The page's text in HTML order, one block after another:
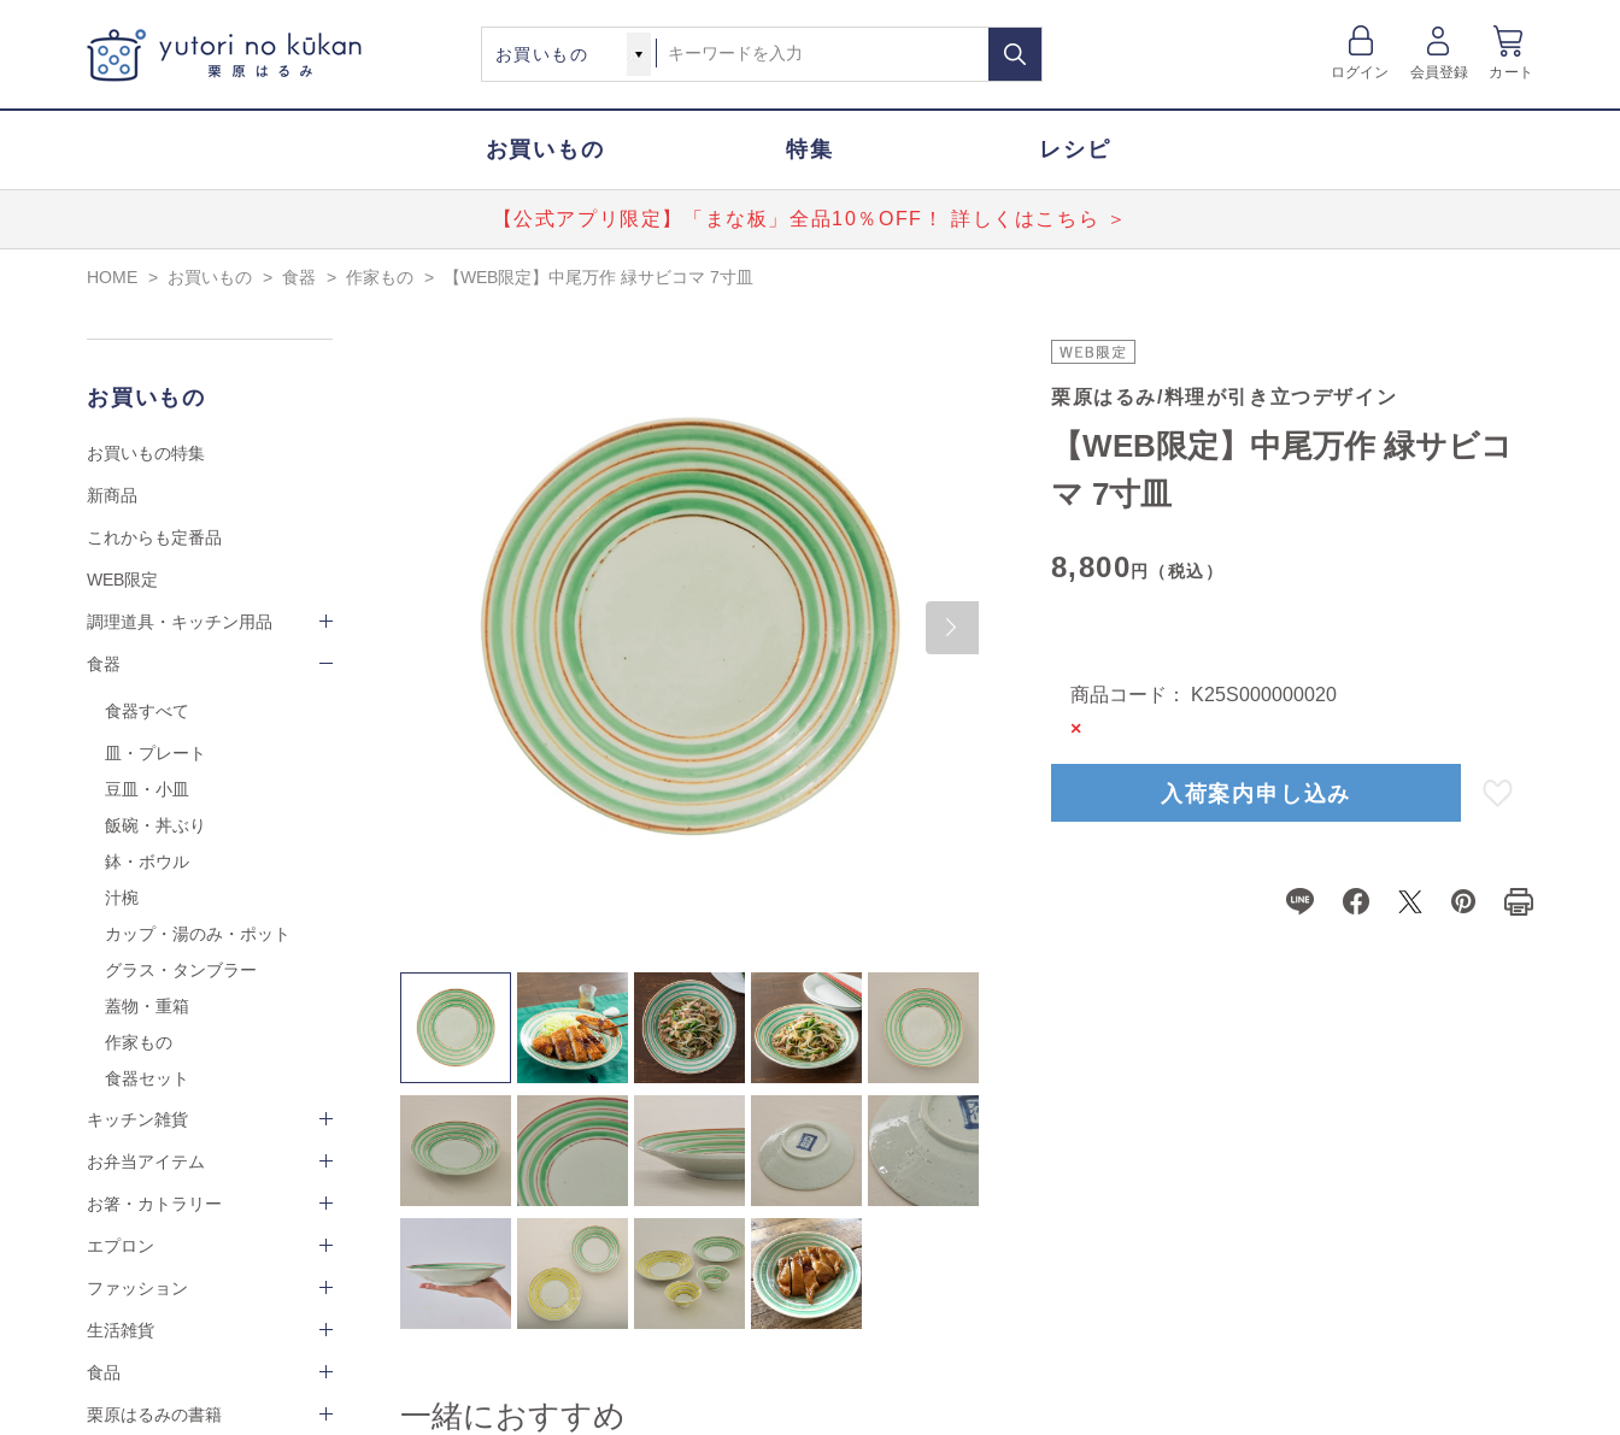
ログイン 会員登録 カート
お買いもの 特集 レシピ
【公式アプリ限定】「まな板」全品10％OFF！ 詳しくはこちら ＞
HOME > お買いもの > 食器 > 作家もの > 【WEB限定】中尾万作 緑サビコマ 7寸皿
お買いもの
お買いもの特集
新商品
これからも定番品
WEB限定
調理道具・キッチン用品
食器
食器すべて
皿・プレート
豆皿・小皿
飯碗・丼ぶり
鉢・ボウル
汁椀
カップ・湯のみ・ポット
グラス・タンブラー
蓋物・重箱
作家もの
食器セット
キッチン雑貨
お弁当アイテム
お箸・カトラリー
エプロン
ファッション
生活雑貨
食品
栗原はるみの書籍 一緒におすすめ
栗原はるみ/料理が引き立つデザイン
【WEB限定】中尾万作 緑サビコ
マ 7寸皿
8,800円（税込）
商品コード：
K25S000000020
×
入荷案内申し込み